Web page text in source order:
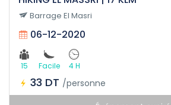
Barrage El Masri
06-12-2020
15 Facile 4 H
33 DT /personne